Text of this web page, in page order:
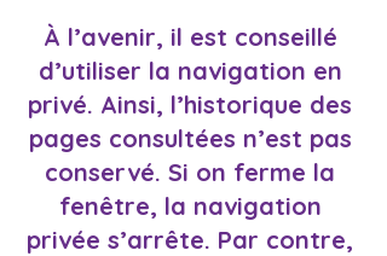
À l’avenir, il est conseillé
d’utiliser la navigation en
privé. Ainsi, l’historique des
pages consultées n’est pas
conservé. Si on ferme la
fenêtre, la navigation
privée s’arrête. Par contre,